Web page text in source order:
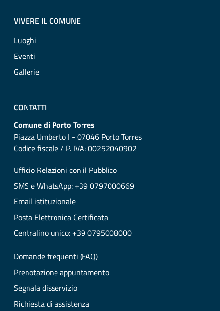
VIVERE IL COMUNE
Luoghi
Eventi
Gallerie
CONTATTI
Comune di Porto Torres
Piazza Umberto I - 07046 Porto Torres
Codice fiscale / P. IVA: 00252040902
Ufficio Relazioni con il Pubblico
SMS e WhatsApp: +39 0797000669
Email istituzionale
Posta Elettronica Certificata
Centralino unico: +39 0795008000
Domande frequenti (FAQ)
Prenotazione appuntamento
Segnala disservizio
Richiesta di assistenza